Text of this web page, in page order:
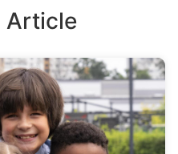
Article